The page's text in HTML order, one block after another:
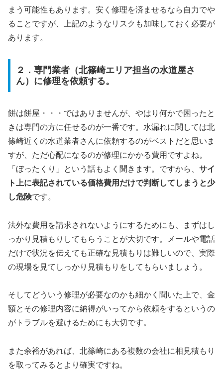
まう可能性もあります。安く修理を済ませるなら自力でや
ることですが、上記のようなリスクも加味しておく必要が
あります。
２．専門業者（北篠崎エリア担当の水道屋さ
ん）に修理を依頼する。
餅は餅屋・・・ではありませんが、やはり何かで困ったと
きは専門の方に任せるのが一番です。水漏れに関しては北
篠崎近くの水道業者さんに依頼するのがベストだと思いま
すが、ただ心配になるのが修理にかかる費用ですよね。
「ぼったくり」という話もよく聞きます。ですから、 サイ
ト上に表記されている価格費用だけで判断してしまうと少
し危険です。
法外な費用を請求されないようにするためにも、まずはし
っかり見積もりしてもらうことが大切です。メールや電話
だけで状況を伝えても正確な見積もりは難しいので、実際
の現場を見てしっかり見積もりをしてもらいましょう。
そしてどういう修理が必要なのかも細かく聞いた上で、金
額とその修理内容に納得がいってから依頼をするというの
がトラブルを避けるためにも大切です。
また余裕があれば、北篠崎にある複数の会社に相見積もり
を取ってみるとより確実ですね。